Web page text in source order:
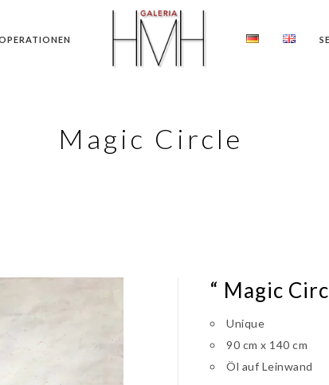
Magic Circle
“ Magic
Unique
90 cm x 140 cm
Öl auf Leinwand